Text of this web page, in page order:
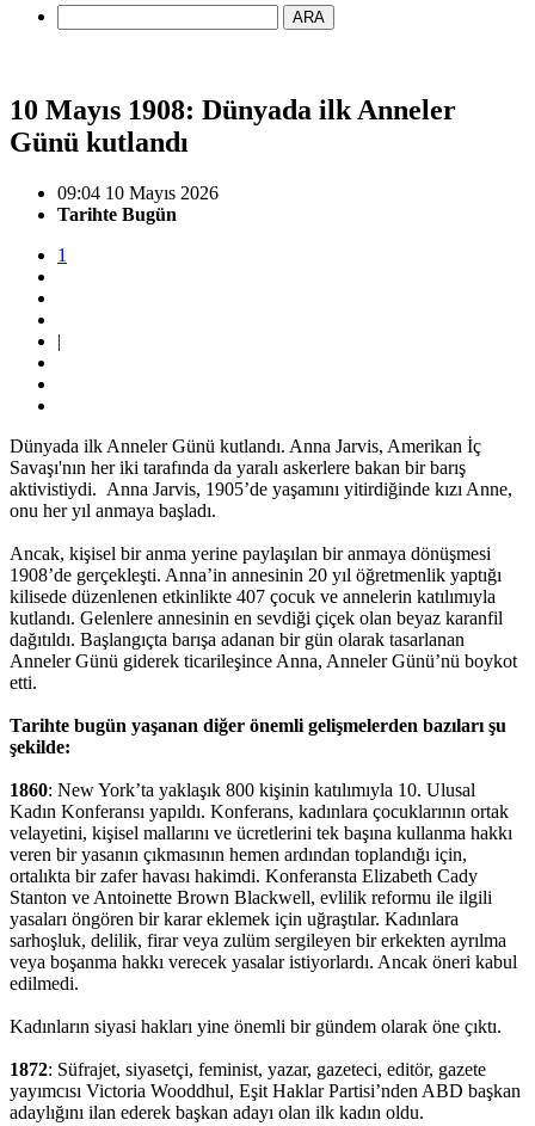
ARA
10 Mayıs 1908: Dünyada ilk Anneler
Günü kutlandı
09:04 10 Mayıs 2026
Tarihte Bugün
1
|
Dünyada ilk Anneler Günü kutlandı. Anna Jarvis, Amerikan İç
Savaşı'nın her iki tarafında da yaralı askerlere bakan bir barış
aktivistiydi. Anna Jarvis, 1905’de yaşamını yitirdiğinde kızı Anne,
onu her yıl anmaya başladı.
Ancak, kişisel bir anma yerine paylaşılan bir anmaya dönüşmesi
1908’de gerçekleşti. Anna’in annesinin 20 yıl öğretmenlik yaptığı
kilisede düzenlenen etkinlikte 407 çocuk ve annelerin katılımıyla
kutlandı. Gelenlere annesinin en sevdiği çiçek olan beyaz karanfil
dağıtıldı. Başlangıçta barışa adanan bir gün olarak tasarlanan
Anneler Günü giderek ticarileşince Anna, Anneler Günü’nü boykot
etti.
Tarihte bugün yaşanan diğer önemli gelişmelerden bazıları şu
şekilde:
1860: New York’ta yaklaşık 800 kişinin katılımıyla 10. Ulusal
Kadın Konferansı yapıldı. Konferans, kadınlara çocuklarının ortak
velayetini, kişisel mallarını ve ücretlerini tek başına kullanma hakkı
veren bir yasanın çıkmasının hemen ardından toplandığı için,
ortalıkta bir zafer havası hakimdi. Konferansta Elizabeth Cady
Stanton ve Antoinette Brown Blackwell, evlilik reformu ile ilgili
yasaları öngören bir karar eklemek için uğraştılar. Kadınlara
sarhoşluk, delilik, firar veya zulüm sergileyen bir erkekten ayrılma
veya boşanma hakkı verecek yasalar istiyorlardı. Ancak öneri kabul
edilmedi.
Kadınların siyasi hakları yine önemli bir gündem olarak öne çıktı.
1872: Süfrajet, siyasetçi, feminist, yazar, gazeteci, editör, gazete
yayımcısı Victoria Wooddhul, Eşit Haklar Partisi’nden ABD başkan
adaylığını ilan ederek başkan adayı olan ilk kadın oldu.